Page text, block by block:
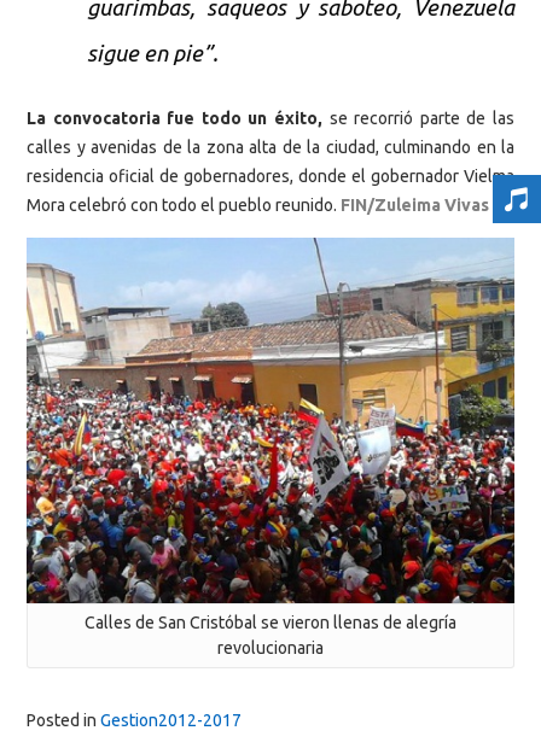
guarimbas, saqueos y saboteo, Venezuela
sigue en pie”.
La convocatoria fue todo un éxito, se recorrió parte de las
calles y avenidas de la zona alta de la ciudad, culminando en la
residencia oficial de gobernadores, donde el gobernador Vielma
Mora celebró con todo el pueblo reunido. FIN/Zuleima Vivas
Calles de San Cristóbal se vieron llenas de alegría
revolucionaria
Posted in Gestion2012-2017